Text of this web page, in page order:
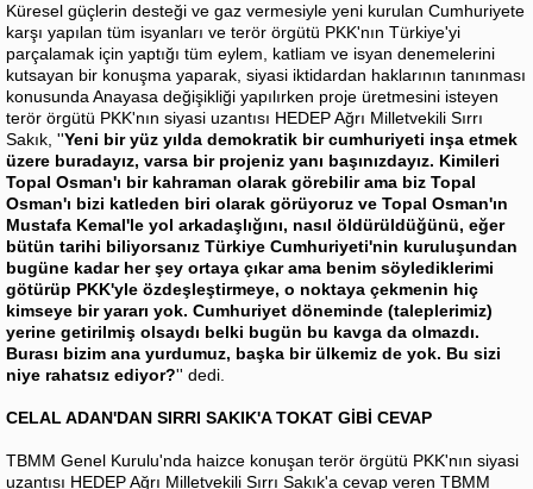
Küresel güçlerin desteği ve gaz vermesiyle yeni kurulan Cumhuriyete
karşı yapılan tüm isyanları ve terör örgütü PKK'nın Türkiye'yi
parçalamak için yaptığı tüm eylem, katliam ve isyan denemelerini
kutsayan bir konuşma yaparak, siyasi iktidardan haklarının tanınması
konusunda Anayasa değişikliği yapılırken proje üretmesini isteyen
terör örgütü PKK'nın siyasi uzantısı HEDEP Ağrı Milletvekili Sırrı
Sakık, ''Yeni bir yüz yılda demokratik bir cumhuriyeti inşa etmek
üzere buradayız, varsa bir projeniz yanı başınızdayız. Kimileri
Topal Osman'ı bir kahraman olarak görebilir ama biz Topal
Osman'ı bizi katleden biri olarak görüyoruz ve Topal Osman'ın
Mustafa Kemal'le yol arkadaşlığını, nasıl öldürüldüğünü, eğer
bütün tarihi biliyorsanız Türkiye Cumhuriyeti'nin kuruluşundan
bugüne kadar her şey ortaya çıkar ama benim söylediklerimi
götürüp PKK'yle özdeşleştirmeye, o noktaya çekmenin hiç
kimseye bir yararı yok. Cumhuriyet döneminde (taleplerimiz)
yerine getirilmiş olsaydı belki bugün bu kavga da olmazdı.
Burası bizim ana yurdumuz, başka bir ülkemiz de yok. Bu sizi
niye rahatsız ediyor?'' dedi.
CELAL ADAN'DAN SIRRI SAKIK'A TOKAT GİBİ CEVAP
TBMM Genel Kurulu'nda haizce konuşan terör örgütü PKK'nın siyasi
uzantısı HEDEP Ağrı Milletvekili Sırrı Sakık'a cevap veren TBMM